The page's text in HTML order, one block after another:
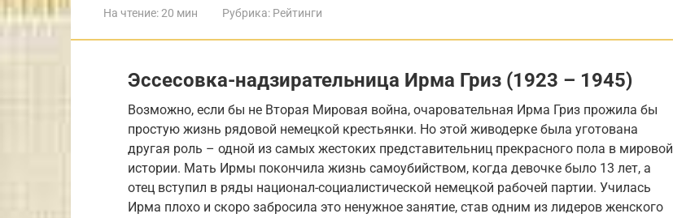
На чтение:20 мин Рубрика: Рейтинги
Эссесовка-надзирательница Ирма Гриз (1923 – 1945)
Возможно, если бы не Вторая Мировая война, очаровательная Ирма Гриз прожила бы
простую жизнь рядовой немецкой крестьянки. Но этой живодерке была уготована
другая роль – одной из самых жестоких представительниц прекрасного пола в мировой
истории. Мать Ирмы покончила жизнь самоубийством, когда девочке было 13 лет, а
отец вступил в ряды национал-социалистической немецкой рабочей партии. Училась
Ирма плохо и скоро забросила это ненужное занятие, став одним из лидеров женского